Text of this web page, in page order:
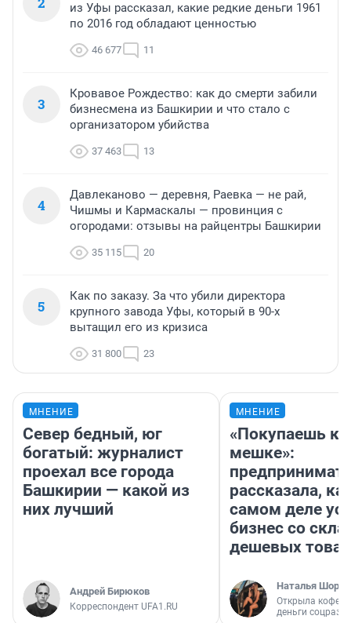
из Уфы рассказал, какие редкие деньги 1961
по 2016 год обладают ценностью
46 677 11
3
Кровавое Рождество: как до смерти забили
бизнесмена из Башкирии и что стало с
организатором убийства
37 463 13
4
Давлеканово — деревня, Раевка — не рай,
Чишмы и Кармаскалы — провинция с
огородами: отзывы на райцентры Башкирии
35 115 20
5
Как по заказу. За что убили директора
крупного завода Уфы, который в 90-х
вытащил его из кризиса
31 800 23
МНЕНИЕ
Север бедный, юг
богатый: журналист
проехал все города
Башкирии — какой из
них лучший
Андрей Бирюков
Корреспондент UFA1.RU
МНЕНИЕ
«Покупаешь
мешке»:
рассказала,
самом деле
бизнес со
дешевых
Наталья
Открыла
деньги